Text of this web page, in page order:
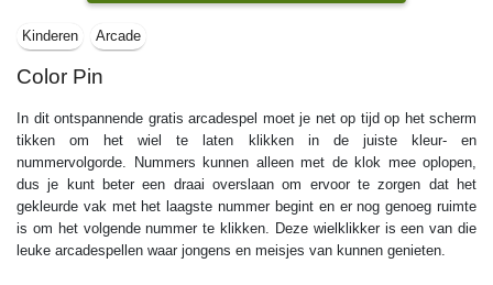
Kinderen Arcade
Color Pin
In dit ontspannende gratis arcadespel moet je net op tijd op het scherm
tikken om het wiel te laten klikken in de juiste kleur- en
nummervolgorde. Nummers kunnen alleen met de klok mee oplopen,
dus je kunt beter een draai overslaan om ervoor te zorgen dat het
gekleurde vak met het laagste nummer begint en er nog genoeg ruimte
is om het volgende nummer te klikken. Deze wielklikker is een van die
leuke arcadespellen waar jongens en meisjes van kunnen genieten.